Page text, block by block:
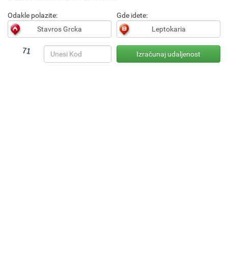
Odakle polazite: Gde idete: